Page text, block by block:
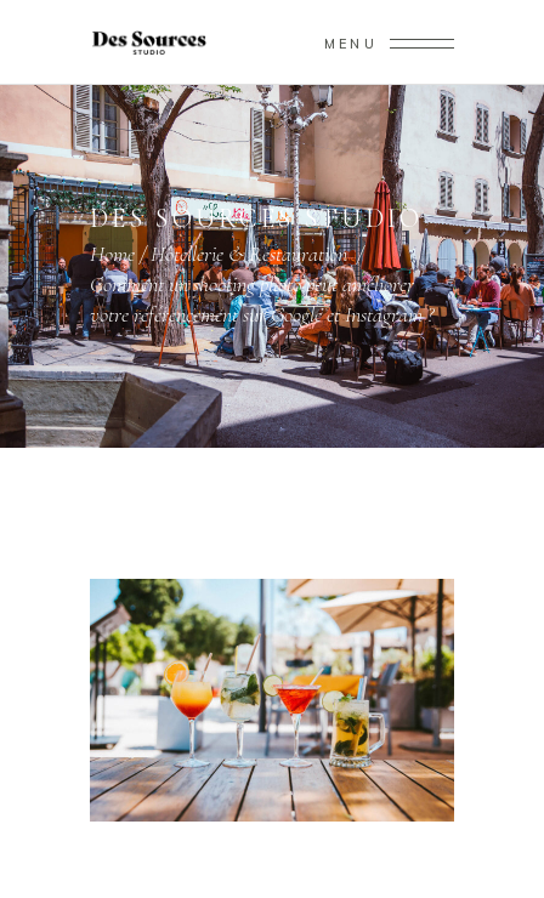
MENU
DES SOURCES STUDIO
Home/Hôtellerie & Restauration/
Comment un shooting photo peut améliorer
votre référencement sur Google et Instagram ?